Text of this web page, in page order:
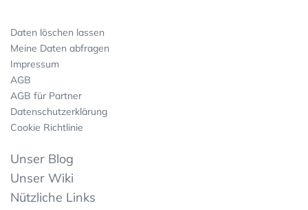
Daten löschen lassen
Meine Daten abfragen
Impressum
AGB
AGB für Partner
Datenschutzerklärung
Cookie Richtlinie
Unser Blog
Unser Wiki
Nützliche Links